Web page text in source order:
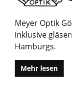
Meyer Optik
inklusive
Hamburgs.
Mehr lesen